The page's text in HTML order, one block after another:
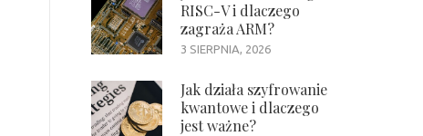
RISC-V i dlaczego
zagraża ARM?
3 SIERPNIA, 2026
Jak działa szyfrowanie
kwantowe i dlaczego
jest ważne?